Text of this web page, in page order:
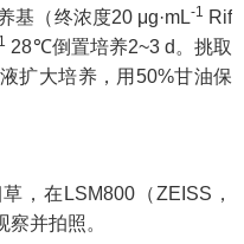
基（终浓度20 μg·mL-1
Rif
28℃倒置培养2~3 d。挑取
扩大培养，用50%甘油保
，在LSM800（ZEISS，
并拍照。